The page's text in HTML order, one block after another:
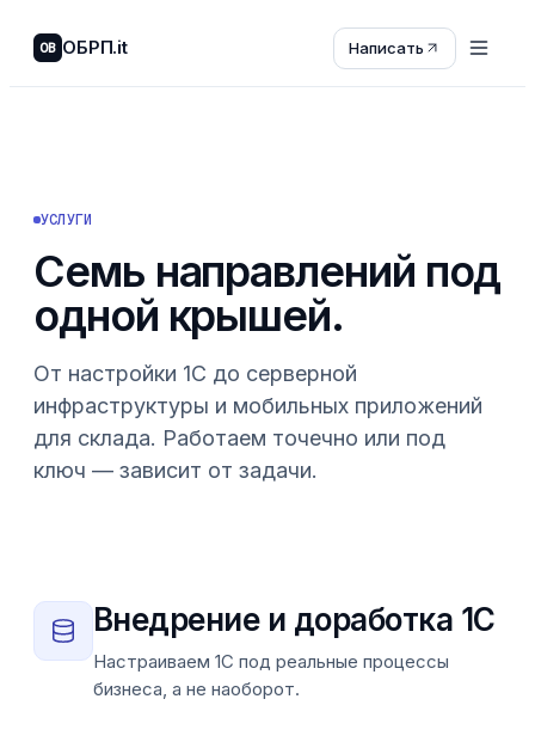
OB ОБРП.it Написать
УСЛУГИ
Семь направлений под
одной крышей.
От настройки 1С до серверной
инфраструктуры и мобильных приложений
для склада. Работаем точечно или под
ключ — зависит от задачи.
Внедрение и доработка 1С
Настраиваем 1С под реальные процессы
бизнеса, а не наоборот.